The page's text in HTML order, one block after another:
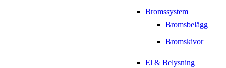
Bromssystem
Bromsbelägg
Bromskivor
El & Belysning